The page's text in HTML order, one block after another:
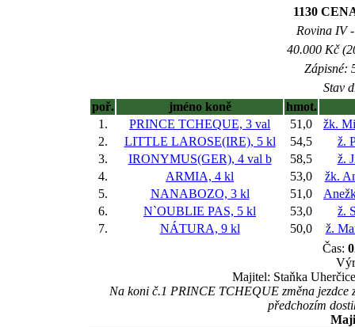
1130
Rovina IV
40.000 Kč
Zápisné:
Stav
poř.
jméno koně
hmot.
1.
PRINCE TCHEQUE, 3 val 51,0
žk.
2.
LITTLE LAROSE(IRE), 5 kl 54,5
ž.
3.
IRONYMUS(GER), 4 val b 58,5
ž.
4.
ARMIA, 4 kl 53,0
žk.
5.
NANABOZO, 3 kl 51,0
6.
N`OUBLIE PAS, 5 kl 53,0
ž.
7.
NÁTURA, 9 kl 50,0
ž.
Čas:
Majitel: Staňka
Na koni č.1 PRINCE TCHEQUE změna jezdce
předchozím